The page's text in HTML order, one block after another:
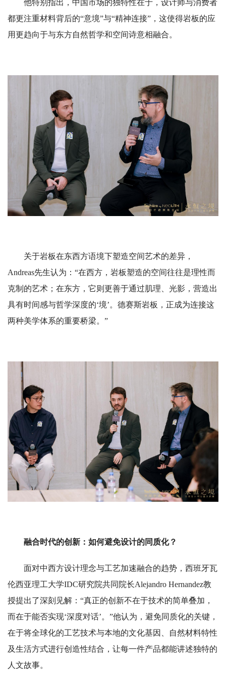
他特别指出，中国市场的独特性在于，设计师与消费者
都更注重材料背后的“意境”与“精神连接”，这使得岩板的应
用更趋向于与东方自然哲学和空间诗意相融合。
关于岩板在东西方语境下塑造空间艺术的差异，
Andreas先生认为：“在西方，岩板塑造的空间往往是理性而
克制的艺术；在东方，它则更善于通过肌理、光影，营造出
具有时间感与哲学深度的‘境’。德赛斯岩板，正成为连接这
两种美学体系的重要桥梁。”
融合时代的创新：如何避免设计的同质化？
面对中西方设计理念与工艺加速融合的趋势，西班牙瓦
伦西亚理工大学IDC研究院共同院长Alejandro Hernandez教
授提出了深刻见解：“真正的创新不在于技术的简单叠加，
而在于能否实现‘深度对话’。”他认为，避免同质化的关键，
在于将全球化的工艺技术与本地的文化基因、自然材料特性
及生活方式进行创造性结合，让每一件产品都能讲述独特的
人文故事。